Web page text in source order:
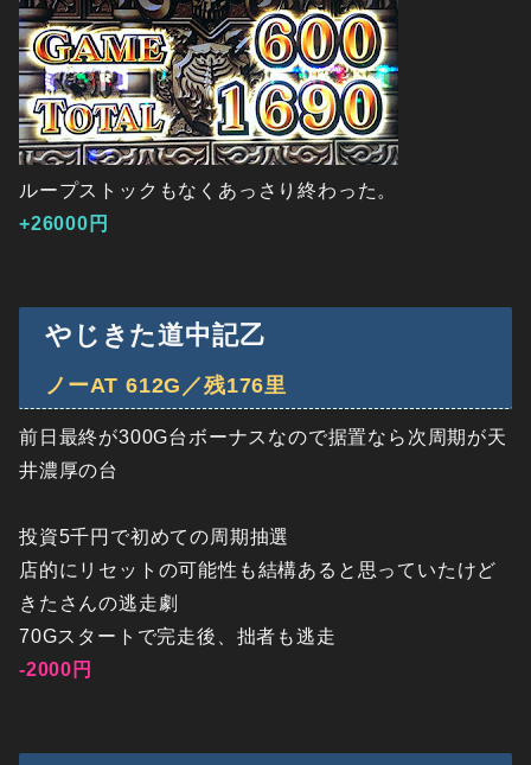
ループストックもなくあっさり終わった。
+26000円
やじきた道中記乙
ノーAT 612G／残176里
前日最終が300G台ボーナスなので据置なら次周期が天
井濃厚の台
投資5千円で初めての周期抽選
店的にリセットの可能性も結構あると思っていたけど
きたさんの逃走劇
70Gスタートで完走後、拙者も逃走
-2000円